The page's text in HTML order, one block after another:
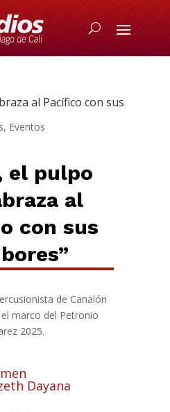
al Pacífico con sus
, Eventos
el pulpo
al
con sus
de Canalón
marco del Petronio
2025.
Dayana